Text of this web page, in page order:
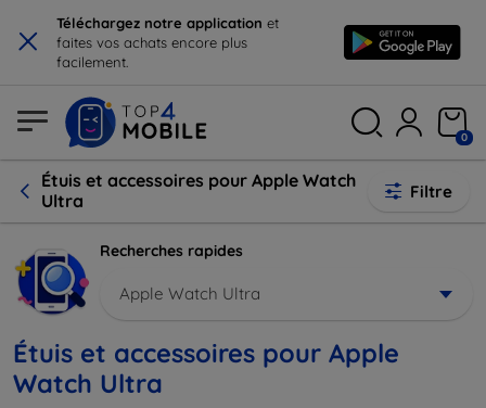
× Téléchargez notre application et
faites vos achats encore plus
facilement.
0
Étuis et accessoires pour Apple Watch
Ultra
Filtre
Recherches rapides
Apple Watch Ultra
Étuis et accessoires pour Apple
Watch Ultra